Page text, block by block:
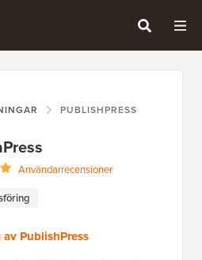
PUBLISHPRESS
Användarrecensioner
PublishPress